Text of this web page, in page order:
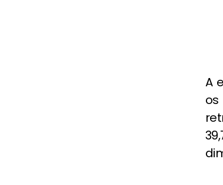
A